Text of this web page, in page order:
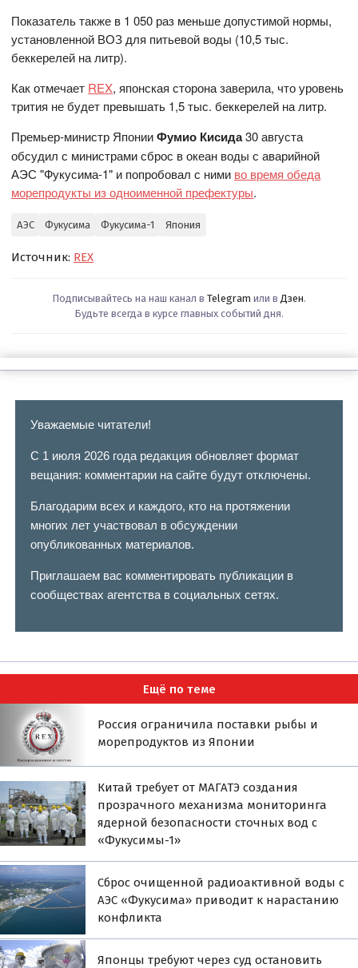
Показатель также в 1 050 раз меньше допустимой нормы,
установленной ВОЗ для питьевой воды (10,5 тыс.
беккерелей на литр).
Как отмечает REX, японская сторона заверила, что уровень
трития не будет превышать 1,5 тыс. беккерелей на литр.
Премьер-министр ЯпонииФумио Кисида30 августа
обсудил с министрами сброс в океан воды с аварийной
АЭС "Фукусима-1" и попробовал с ними во время обеда
морепродукты из одноименной префектуры.
АЭС Фукусима Фукусима-1 Япония
Источник: REX
Подписывайтесь на наш канал в Telegram или в Дзен.
Будьте всегда в курсе главных событий дня.
Уважаемые читатели!
С 1 июля 2026 года редакция обновляет формат
вещания: комментарии на сайте будут отключены.
Благодарим всех и каждого, кто на протяжении
многих лет участвовал в обсуждении
опубликованных материалов.
Приглашаем вас комментировать публикации в
сообществах агентства в социальных сетях.
Ещё по теме
Россия ограничила поставки рыбы и
морепродуктов из Японии
Китай требует от МАГАТЭ создания
прозрачного механизма мониторинга
ядерной безопасности сточных вод с
«Фукусимы-1»
Сброс очищенной радиоактивной воды с
АЭС «Фукусима» приводит к нарастанию
конфликта
Японцы требуют через суд остановить